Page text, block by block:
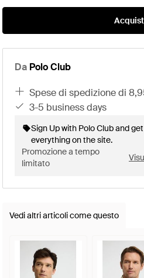
Da Polo Club
spese di spedizione di
3-5 business days
Sign Up with Polo Club and
everything on the site.
Promozione a tempo
limitato
Vedi altri articoli come questo